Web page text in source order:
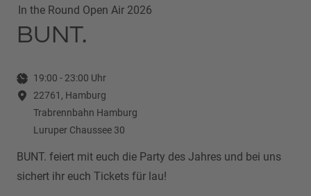
In the Round Open Air 2026
BUNT.
19:00 - 23:00 Uhr
22761, Hamburg
Trabrennbahn Hamburg
Luruper Chaussee 30
BUNT. feiert mit euch die Party des Jahres und bei uns
sichert ihr euch Tickets für lau!